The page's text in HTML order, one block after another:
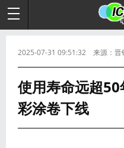
2025-07-31 09:51:32 来源：
使用寿命远超
彩涂卷下线